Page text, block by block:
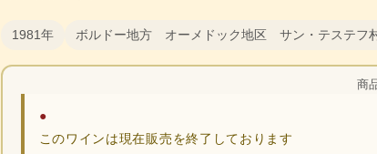
1981年 ボルドー地方 オーメドック地区 サン・テステフ
商
●
このワインは現在販売を終了しております